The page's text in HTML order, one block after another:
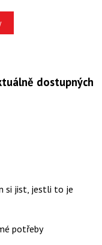
dostupných
si jist, jestli to je
potřeby